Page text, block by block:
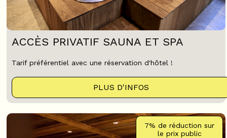
ACCÈS PRIVATIF SAUNA ET SPA
Tarif préférentiel avec une réservation d'hôtel !
PLUS D'INFOS
7% de réduction sur
le prix public